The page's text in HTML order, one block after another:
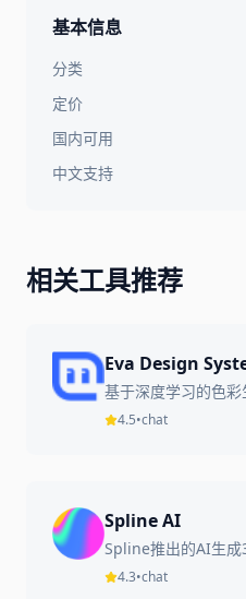
基本信息
分类
定价
国内可用
中文支持
相关工具推荐
Eva Design
基于深度学习的色
4.5•chat
Spline AI
Spline推出的AI生成
4.3•chat